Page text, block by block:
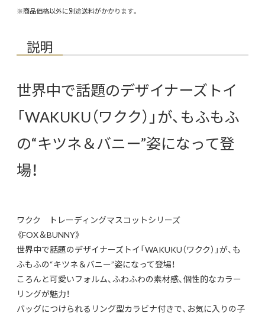
※商品価格以外に別途送料がかかります。
説明
世界中で話題のデザイナーズトイ
「WAKUKU（ワクク）」が、もふもふ
の“キツネ＆バニー”姿になって登
場！
ワクク トレーディングマスコットシリーズ
《FOX＆BUNNY》
世界中で話題のデザイナーズトイ「WAKUKU（ワクク）」が、も
ふもふの“キツネ＆バニー”姿になって登場！
ころんと可愛いフォルム、ふわふわの素材感、個性的なカラー
リングが魅力！
バッグにつけられるリング型カラビナ付きで、お気に入りの子